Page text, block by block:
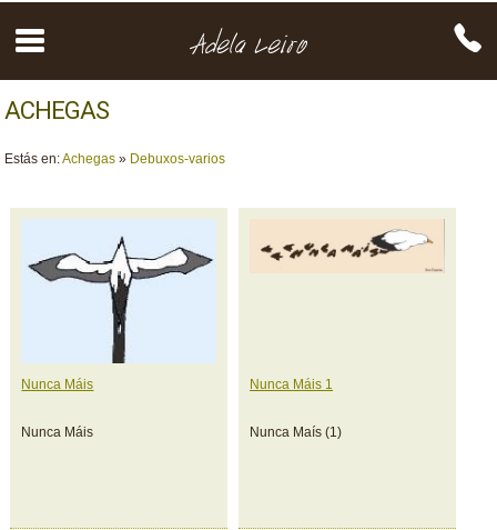
ACHEGAS
Estás en:Achegas » Debuxos-varios
Nunca Máis
Nunca Máis
Nunca Máis 1
Nunca Maís (1)